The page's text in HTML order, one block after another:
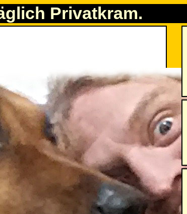
Privatkram.